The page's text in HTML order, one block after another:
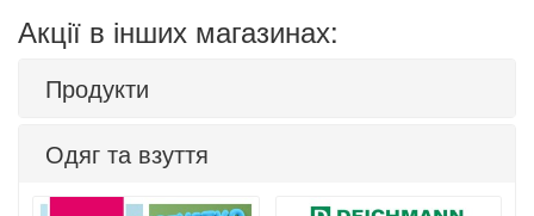
Акції в інших магазинах:
Продукти
Одяг та взуття